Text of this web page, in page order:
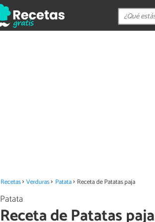
Recetas Verduras Patata Receta de Patatas paja
Patata
Receta de Patatas paja